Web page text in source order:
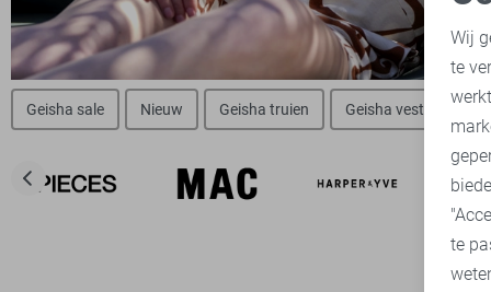
Geisha sale Nieuw Geisha truien Geisha vesten
Wij
te
te